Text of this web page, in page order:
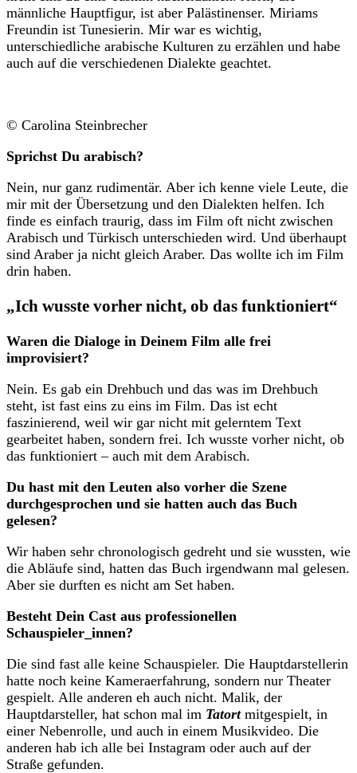
männliche Hauptfigur, ist aber Palästinenser. Miriams
Freundin ist Tunesierin. Mir war es wichtig,
unterschiedliche arabische Kulturen zu erzählen und habe
auch auf die verschiedenen Dialekte geachtet.
© Carolina Steinbrecher
Sprichst Du arabisch?
Nein, nur ganz rudimentär. Aber ich kenne viele Leute, die
mir mit der Übersetzung und den Dialekten helfen. Ich
finde es einfach traurig, dass im Film oft nicht zwischen
Arabisch und Türkisch unterschieden wird. Und überhaupt
sind Araber ja nicht gleich Araber. Das wollte ich im Film
drin haben.
„Ich wusste vorher nicht, ob das funktioniert“
Waren die Dialoge in Deinem Film alle frei
improvisiert?
Nein. Es gab ein Drehbuch und das was im Drehbuch
steht, ist fast eins zu eins im Film. Das ist echt
faszinierend, weil wir gar nicht mit gelerntem Text
gearbeitet haben, sondern frei. Ich wusste vorher nicht, ob
das funktioniert – auch mit dem Arabisch.
Du hast mit den Leuten also vorher die Szene
durchgesprochen und sie hatten auch das Buch
gelesen?
Wir haben sehr chronologisch gedreht und sie wussten, wie
die Abläufe sind, hatten das Buch irgendwann mal gelesen.
Aber sie durften es nicht am Set haben.
Besteht Dein Cast aus professionellen
Schauspieler_innen?
Die sind fast alle keine Schauspieler. Die Hauptdarstellerin
hatte noch keine Kameraerfahrung, sondern nur Theater
gespielt. Alle anderen eh auch nicht. Malik, der
Hauptdarsteller, hat schon mal im Tatort mitgespielt, in
einer Nebenrolle, und auch in einem Musikvideo. Die
anderen hab ich alle bei Instagram oder auch auf der
Straße gefunden.